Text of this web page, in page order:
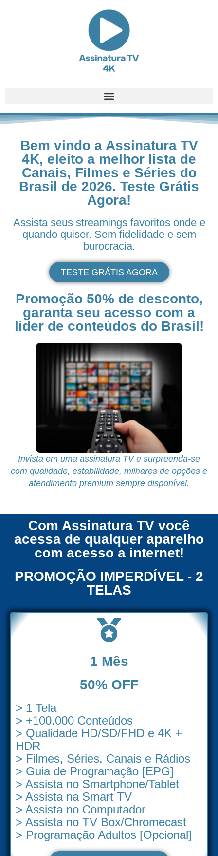
Bem vindo a Assinatura TV
4K, eleito a melhor lista de
Canais, Filmes e Séries do
Brasil de 2026. Teste Grátis
Agora!
Assista seus streamings favoritos onde e
quando quiser. Sem fidelidade e sem
burocracia.
TESTE GRÁTIS AGORA
Promoção 50% de desconto,
garanta seu acesso com a
líder de conteúdos do Brasil!
Invista em uma assinatura TV e surpreenda-se
com qualidade, estabilidade, milhares de opções e
atendimento premium sempre disponível.
Com Assinatura TV você
acessa de qualquer aparelho
com acesso a internet!
PROMOÇÃO IMPERDÍVEL - 2
TELAS
1 Mês
50% OFF
> 1 Tela
> +100.000 Conteúdos
> Qualidade HD/SD/FHD e 4K +
HDR
> Filmes, Séries, Canais e Rádios
> Guia de Programação [EPG]
> Assista no Smartphone/Tablet
> Assista na Smart TV
> Assista no Computador
> Assista no TV Box/Chromecast
> Programação Adultos [Opcional]